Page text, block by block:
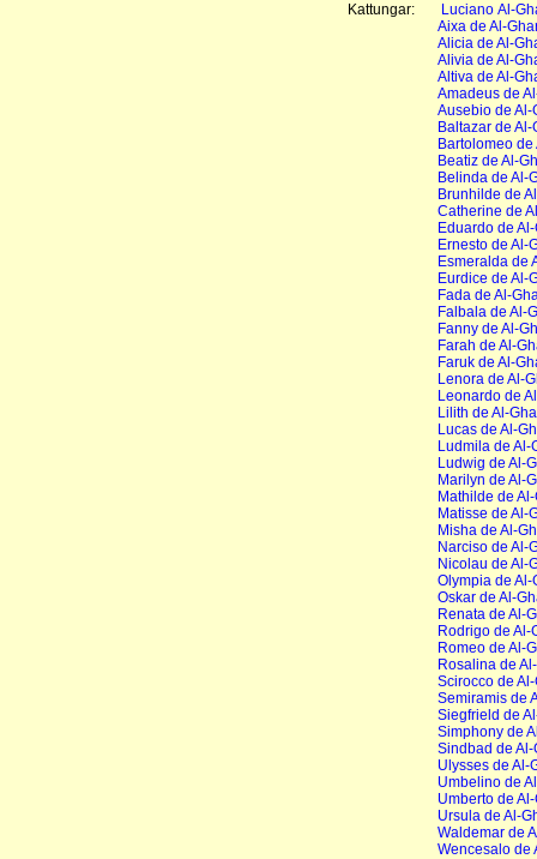
Kattungar:
Luciano Al-
Aixa de Al-
Alicia de Al-
Alivia de Al-
Altiva de Al-
Amadeus de
Ausebio de Al-
Baltazar de Al-
Bartolomeo de
Beatiz de Al-
Belinda de Al-
Brunhilde de
Catherine de
Eduardo de
Ernesto de Al-
Esmeralda de
Eurdice de Al-
Fada de Al-
Falbala de Al-
Fanny de Al-
Farah de Al-
Faruk de Al-
Lenora de Al-
Leonardo de
Lilith de Al-
Lucas de Al-
Ludmila de Al-
Ludwig de Al-
Marilyn de Al-
Mathilde de
Matisse de Al-
Misha de Al-
Narciso de Al-
Nicolau de Al-
Olympia de Al-
Oskar de Al-
Renata de Al-
Rodrigo de Al-
Romeo de Al-
Rosalina de
Scirocco de
Semiramis de
Siegfrield de
Simphony de
Sindbad de Al-
Ulysses de Al-
Umbelino de
Umberto de
Ursula de Al-
Waldemar de
Wencesalo de